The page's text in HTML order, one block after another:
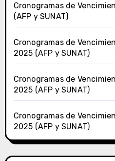
Cronogramas de
(AFP y SUNAT)
Cronogramas de
2025 (AFP y SUNAT)
Cronogramas de
2025 (AFP y SUNAT)
Cronogramas de
2025 (AFP y SUNAT)